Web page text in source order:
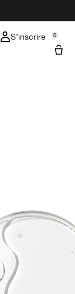
S’inscrire 0